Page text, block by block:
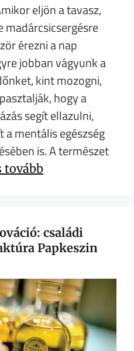
eljön a tavasz,
madárcsicsergésre
érezni a nap
jobban vágyunk a
kint mozogni,
hogy a
segít ellazulni,
mentális egészség
is. A természet
tovább
családi
Papkeszin